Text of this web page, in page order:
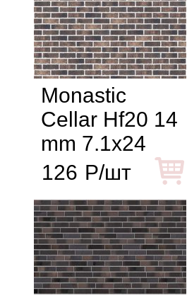
Monastic
Cellar Hf20 14
mm 7.1x24
126 Р/шт